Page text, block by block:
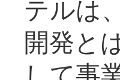
テルは
開発と